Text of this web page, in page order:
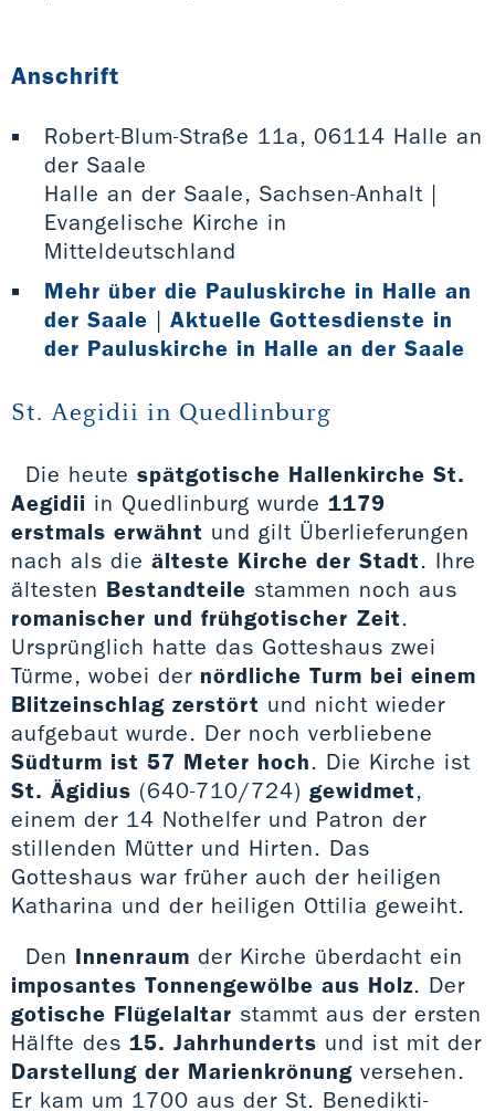
Anschrift
Robert-Blum-Straße 11a, 06114 Halle an
der Saale
Halle an der Saale, Sachsen-Anhalt |
Evangelische Kirche in
Mitteldeutschland
Mehr über die Pauluskirche in Halle an
der Saale | Aktuelle Gottesdienste in
der Pauluskirche in Halle an der Saale
St. Aegidii in Quedlinburg
Die heute spätgotische Hallenkirche St.
Aegidii in Quedlinburg wurde 1179
erstmals erwähnt und gilt Überlieferungen
nach als die älteste Kirche der Stadt. Ihre
ältesten Bestandteile stammen noch aus
romanischer und frühgotischer Zeit.
Ursprünglich hatte das Gotteshaus zwei
Türme, wobei der nördliche Turm bei einem
Blitzeinschlag zerstört und nicht wieder
aufgebaut wurde. Der noch verbliebene
Südturm ist 57 Meter hoch. Die Kirche ist
St. Ägidius (640-710/724) gewidmet,
einem der 14 Nothelfer und Patron der
stillenden Mütter und Hirten. Das
Gotteshaus war früher auch der heiligen
Katharina und der heiligen Ottilia geweiht.
Den Innenraum der Kirche überdacht ein
imposantes Tonnengewölbe aus Holz. Der
gotische Flügelaltar stammt aus der ersten
Hälfte des 15. Jahrhunderts und ist mit der
Darstellung der Marienkrönung versehen.
Er kam um 1700 aus der St. Benedikti-